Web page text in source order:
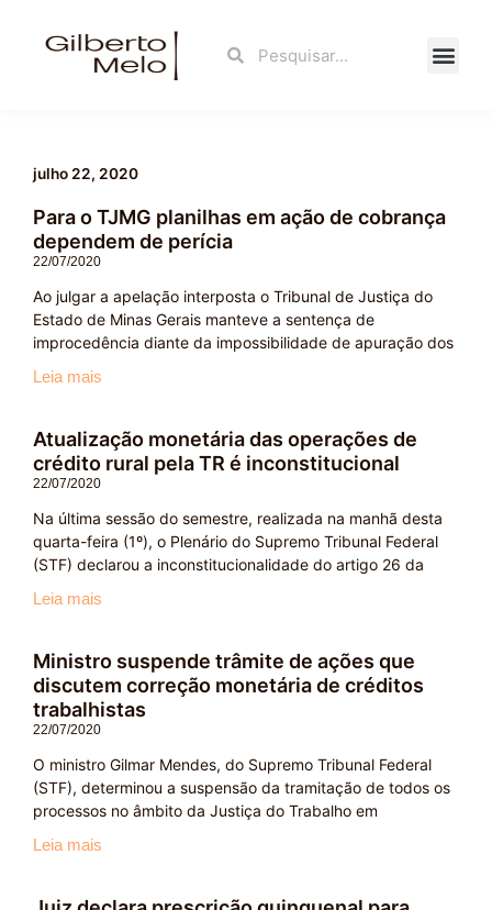
Search
julho 22, 2020
Para o TJMG planilhas em ação de cobrança
dependem de perícia
22/07/2020
Ao julgar a apelação interposta o Tribunal de Justiça do
Estado de Minas Gerais manteve a sentença de
improcedência diante da impossibilidade de apuração dos
Leia mais
Atualização monetária das operações de
crédito rural pela TR é inconstitucional
22/07/2020
Na última sessão do semestre, realizada na manhã desta
quarta-feira (1º), o Plenário do Supremo Tribunal Federal
(STF) declarou a inconstitucionalidade do artigo 26 da
Leia mais
Ministro suspende trâmite de ações que
discutem correção monetária de créditos
trabalhistas
22/07/2020
O ministro Gilmar Mendes, do Supremo Tribunal Federal
(STF), determinou a suspensão da tramitação de todos os
processos no âmbito da Justiça do Trabalho em
Leia mais